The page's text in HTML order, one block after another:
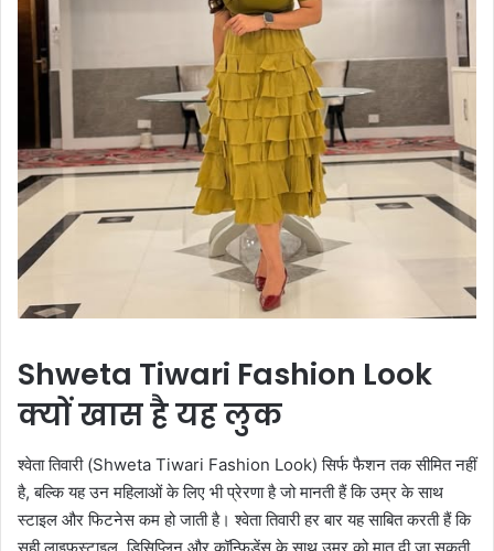
Shweta Tiwari Fashion Look
क्यों खास है यह लुक
श्वेता तिवारी (Shweta Tiwari Fashion Look) सिर्फ फैशन तक सीमित नहीं
है, बल्कि यह उन महिलाओं के लिए भी प्रेरणा है जो मानती हैं कि उम्र के साथ
स्टाइल और फिटनेस कम हो जाती है। श्वेता तिवारी हर बार यह साबित करती हैं कि